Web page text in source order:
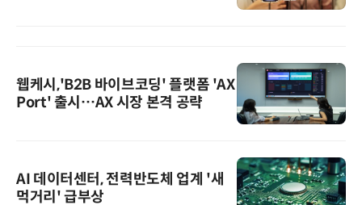
웹케시,'B2B 바이브코딩' 플랫폼 'AX
Port' 출시…AX 시장 본격 공략
AI 데이터센터, 전력반도체 업계 '새
먹거리' 급부상